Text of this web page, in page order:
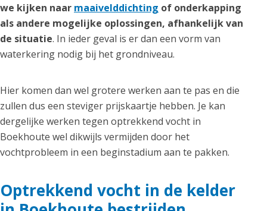
we kijken naar maaivelddichting of onderkapping
als andere mogelijke oplossingen, afhankelijk van
de situatie. In ieder geval is er dan een vorm van
waterkering nodig bij het grondniveau.
Hier komen dan wel grotere werken aan te pas en die
zullen dus een steviger prijskaartje hebben. Je kan
dergelijke werken tegen optrekkend vocht in
Boekhoute wel dikwijls vermijden door het
vochtprobleem in een beginstadium aan te pakken.
Optrekkend vocht in de kelder